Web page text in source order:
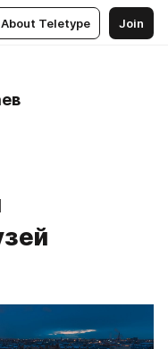
About Teletype Join